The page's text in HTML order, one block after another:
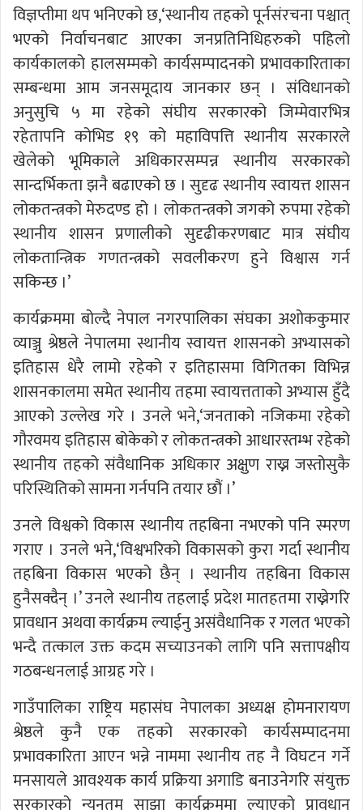
विज्ञप्तीमा थप भनिएको छ,‘स्थानीय तहको पूर्नसंरचना पश्चात्
भएको निर्वाचनबाट आएका जनप्रतिनिधिहरुको पहिलो
कार्यकालको हालसम्मको कार्यसम्पादनको प्रभावकारिताका
सम्बन्धमा आम जनसमूदाय जानकार छन् । संविधानको
अनुसुचि ५ मा रहेको संघीय सरकारको जिम्मेवारभित्र
रहेतापनि कोभिड १९ को महाविपत्ति स्थानीय सरकारले
खेलेको भूमिकाले अधिकारसम्पन्न स्थानीय सरकारको
सान्दर्भिकता झनै बढाएको छ । सुदृढ स्थानीय स्वायत्त शासन
लोकतन्त्रको मेरुदण्ड हो । लोकतन्त्रको जगको रुपमा रहेको
स्थानीय शासन प्रणालीको सुदृढीकरणबाट मात्र संघीय
लोकतान्त्रिक गणतन्त्रको सवलीकरण हुने विश्वास गर्न
सकिन्छ ।’
कार्यक्रममा बोल्दै नेपाल नगरपालिका संघका अशोककुमार
व्याञ्जु श्रेष्ठले नेपालमा स्थानीय स्वायत्त शासनको अभ्यासको
इतिहास धेरै लामो रहेको र इतिहासमा विगितका विभिन्न
शासनकालमा समेत स्थानीय तहमा स्वायत्तताको अभ्यास हुँदै
आएको उल्लेख गरे । उनले भने,‘जनताको नजिकमा रहेको
गौरवमय इतिहास बोकेको र लोकतन्त्रको आधारस्तम्भ रहेको
स्थानीय तहको संवैधानिक अधिकार अक्षुण राख्न जस्तोसुकै
परिस्थितिको सामना गर्नपनि तयार छौं ।’
उनले विश्वको विकास स्थानीय तहबिना नभएको पनि स्मरण
गराए । उनले भने,‘विश्वभरिको विकासको कुरा गर्दा स्थानीय
तहबिना विकास भएको छैन् । स्थानीय तहबिना विकास
हुनैसक्दैन् ।’ उनले स्थानीय तहलाई प्रदेश मातहतमा राख्नेगरि
प्रावधान अथवा कार्यक्रम ल्याईनु असंवैधानिक र गलत भएको
भन्दै तत्काल उक्त कदम सच्याउनको लागि पनि सत्तापक्षीय
गठबन्धनलाई आग्रह गरे ।
गाउँपालिका राष्ट्रिय महासंघ नेपालका अध्यक्ष होमनारायण
श्रेष्ठले कुनै एक तहको सरकारको कार्यसम्पादनमा
प्रभावकारिता आएन भन्ने नाममा स्थानीय तह नै विघटन गर्ने
मनसायले आवश्यक कार्य प्रक्रिया अगाडि बनाउनेगरि संयुक्त